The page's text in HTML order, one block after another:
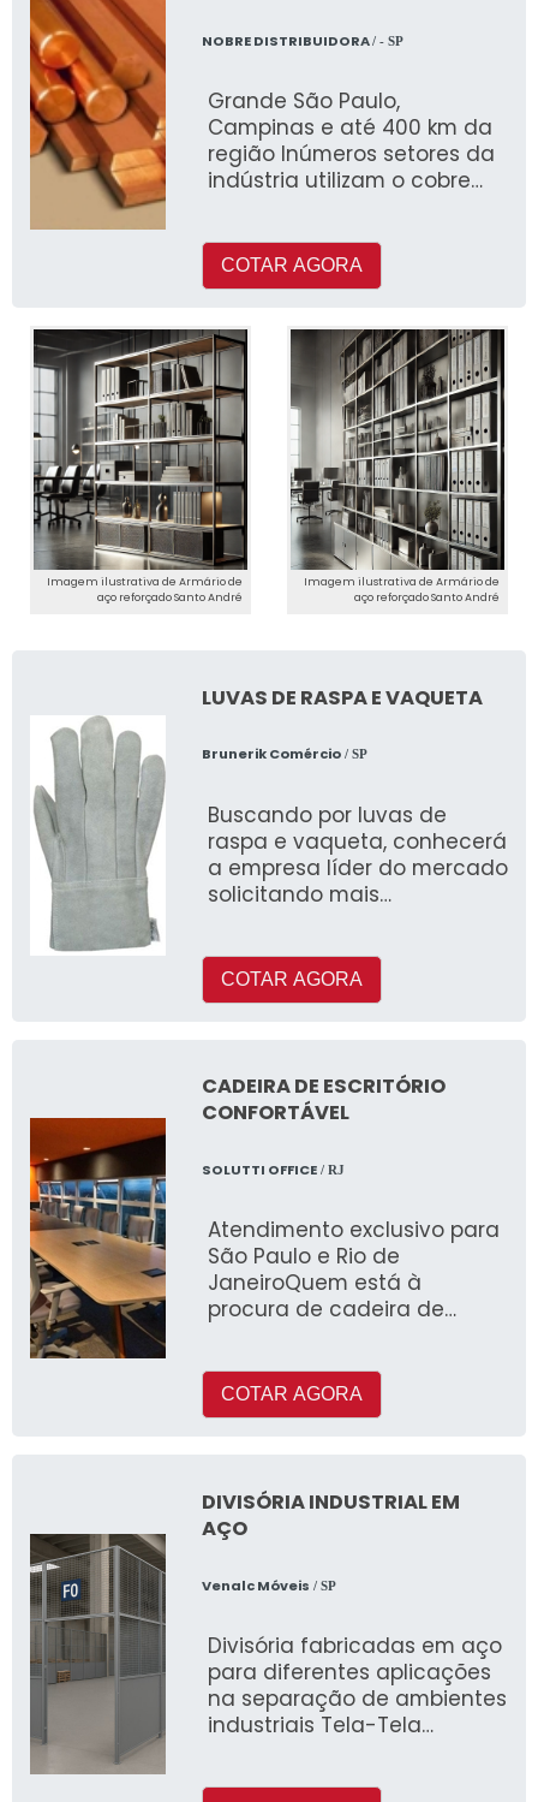
NOBRE DISTRIBUIDORA/ - SP
Grande São Paulo,
Campinas e até 400 km da
região Inúmeros setores da
indústria utilizam o cobre
COTAR AGORA
Imagem ilustrativa de Armário de
aço reforçado Santo André
Imagem ilustrativa de Armário de
aço reforçado Santo André
LUVAS DE RASPA E VAQUETA
Brunerik Comércio/ SP
Buscando por luvas de
raspa e vaqueta, conhecerá
a empresa líder do mercado
solicitando mais
descobrindo
COTAR AGORA
CADEIRA DE ESCRITÓRIO
CONFORTÁVEL
SOLUTTI OFFICE/ RJ
Atendimento exclusivo para
São Paulo e Rio de
JaneiroQuem está à
procura de cadeira de
COTAR AGORA
DIVISÓRIA INDUSTRIAL EM
AÇO
Venalc Móveis / SP
Divisória fabricadas em aço
para diferentes aplicações
na separação de ambientes
industriais Tela-Tela